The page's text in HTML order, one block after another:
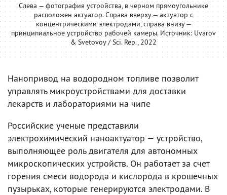
Слева — фотография устройства, в черном прямоугольнике
расположен актуатор. Справа вверху — актуатор с
концентрическими электродами, справа внизу —
принципиальное устройство рабочей камеры. Источник: Uvarov
& Svetovoy / Sci. Rep., 2022
Нанопривод на водородном топливе позволит
управлять микроустройствами для доставки
лекарств и лабораториями на чипе
Российские ученые представили
электрохимический наноактуатор — устройство,
выполняющее роль двигателя для автономных
микроскопических устройств. Он работает за счет
горения смеси водорода и кислорода в крошечных
пузырьках, которые генерируются электродами. В